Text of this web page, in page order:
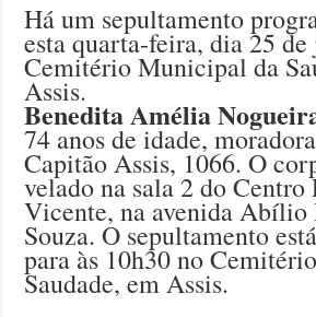
Há um sepultamento
esta quarta-feira, dia 25
Cemitério Municipal da
Assis.
Benedita Amélia
74 anos de idade,
Capitão Assis, 1066. O
velado na sala 2 do Centro
Vicente, na avenida Abílio
Souza. O sepultamento
para às 10h30 no
Saudade, em Assis.